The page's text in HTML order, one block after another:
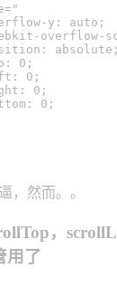
= "
y: auto;
overflow-
absolute;
0;
0;
0;
0;
，然而。。
，
用了